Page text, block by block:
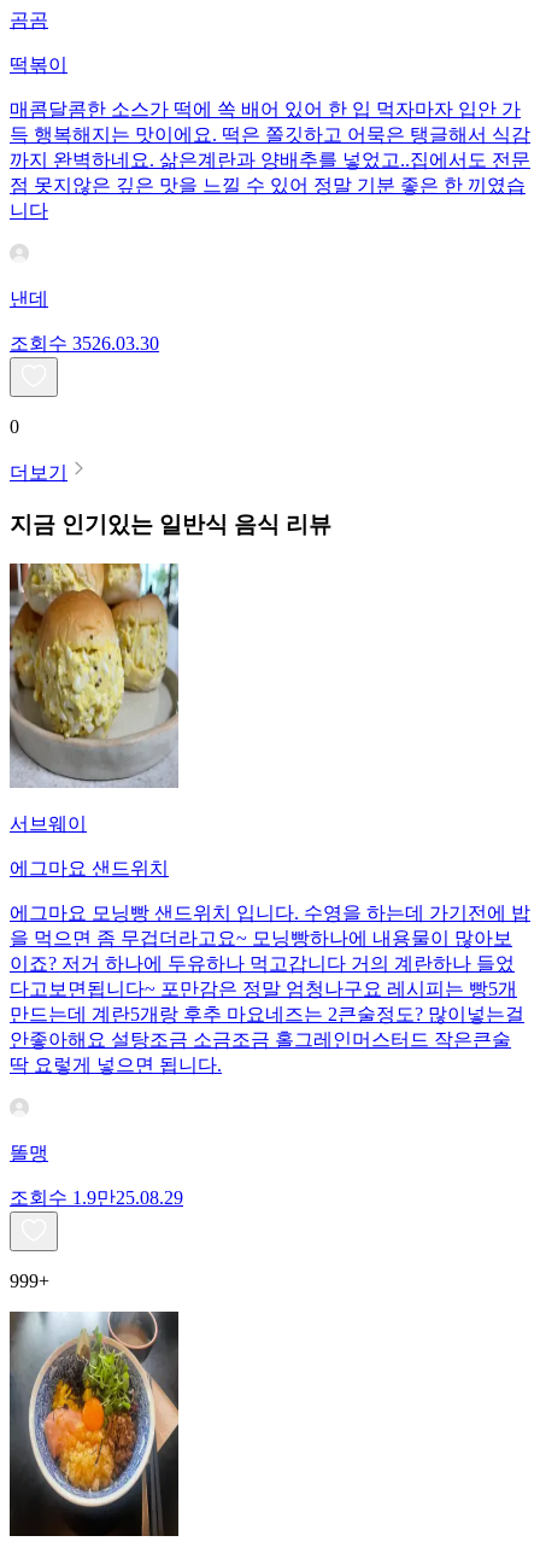
곰곰
떡볶이
매콤달콤한 소스가 떡에 쏙 배어 있어 한 입 먹자마자 입안 가
득 행복해지는 맛이에요. 떡은 쫄깃하고 어묵은 탱글해서 식감
까지 완벽하네요. 삶은계란과 양배추를 넣었고..집에서도 전문
점 못지않은 깊은 맛을 느낄 수 있어 정말 기분 좋은 한 끼였습
니다
낸데
조회수 3526.03.30
0
더보기
지금 인기있는 일반식 음식 리뷰
서브웨이
에그마요 샌드위치
에그마요 모닝빵 샌드위치 입니다. 수영을 하는데 가기전에 밥
을 먹으면 좀 무겁더라고요~ 모닝빵하나에 내용물이 많아보
이죠? 저거 하나에 두유하나 먹고갑니다 거의 계란하나 들었
다고보면됩니다~ 포만감은 정말 엄청나구요 레시피는 빵5개
만드는데 계란5개랑 후추 마요네즈는 2큰술정도? 많이넣는걸
안좋아해요 설탕조금 소금조금 홀그레인머스터드 작은큰술
딱 요렇게 넣으면 됩니다.
똘맹
조회수 1.9만25.08.29
999+